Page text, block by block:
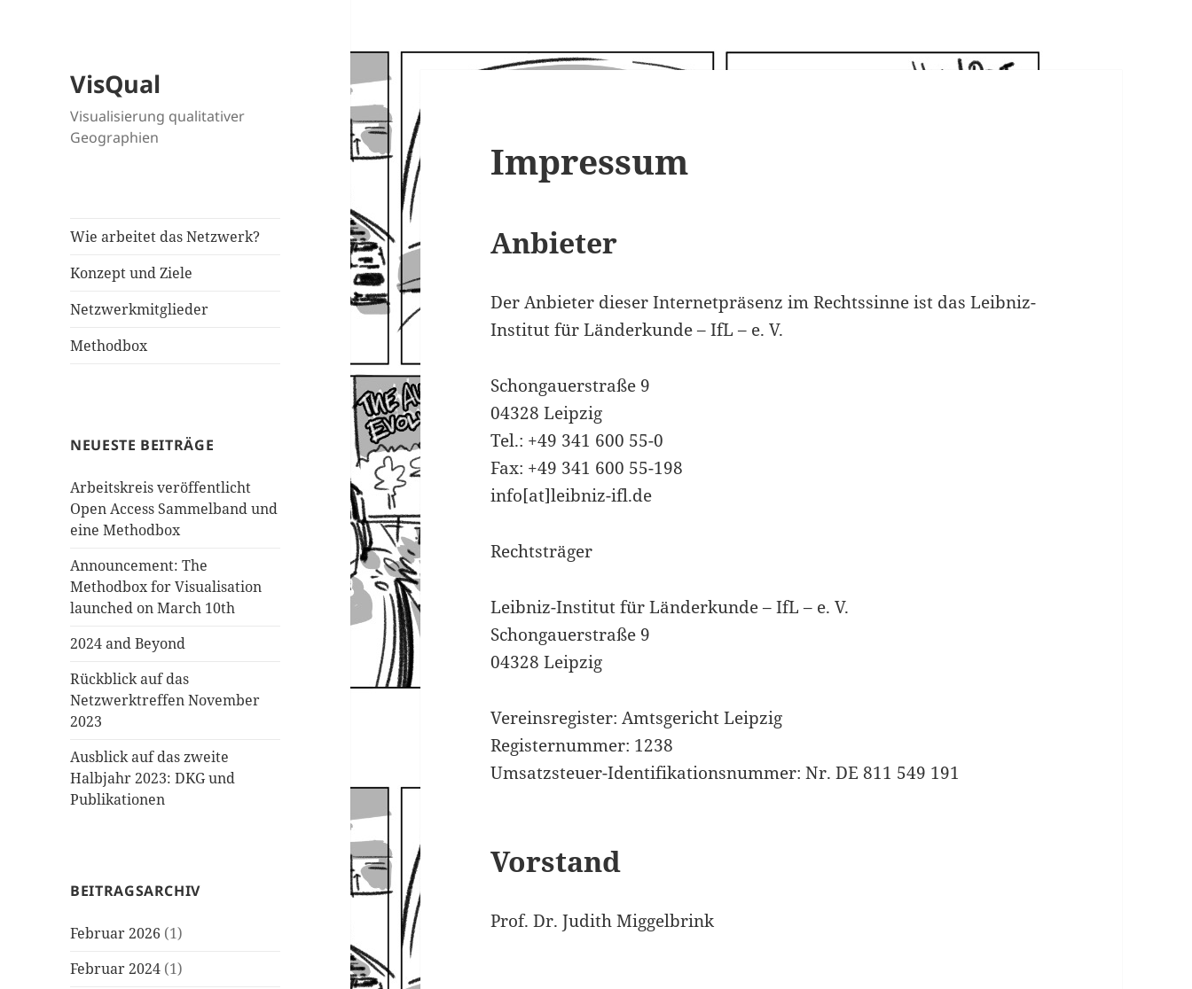
VisQual
Visualisierung qualitativer
Geographien
Wie arbeitet das Netzwerk?
Konzept und Ziele
Netzwerkmitglieder
Methodbox
NEUESTE BEITRÄGE
Arbeitskreis veröffentlicht
Open Access Sammelband und
eine Methodbox
Announcement: The
Methodbox for Visualisation
launched on March 10th
2024 and Beyond
Rückblick auf das
Netzwerktreffen November
2023
Ausblick auf das zweite
Halbjahr 2023: DKG und
Publikationen
BEITRAGSARCHIV
Februar 2026 (1)
Februar 2024 (1)
Impressum
Anbieter
Der Anbieter dieser Internetpräsenz im Rechtssinne ist das Leibniz-
Institut für Länderkunde – IfL – e. V.
Schongauerstraße 9
04328 Leipzig
Tel.: +49 341 600 55-0
Fax: +49 341 600 55-198
info[at]leibniz-ifl.de
Rechtsträger
Leibniz-Institut für Länderkunde – IfL – e. V.
Schongauerstraße 9
04328 Leipzig
Vereinsregister: Amtsgericht Leipzig
Registernummer: 1238
Umsatzsteuer-Identifikationsnummer: Nr. DE 811 549 191
Vorstand
Prof. Dr. Judith Miggelbrink